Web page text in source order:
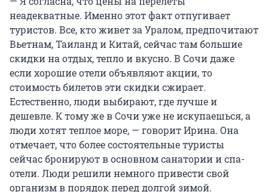
неадекватные. Именно этот факт отпугивает
туристов. Все, кто живет за Уралом, предпочитают
Вьетнам, Таиланд и Китай, сейчас там большие
скидки на отдых, тепло и вкусно. В Сочи даже
если хорошие отели объявляют акции, то
стоимость билетов эти скидки сжирает.
Естественно, люди выбирают, где лучше и
дешевле. К тому же в Сочи уже не искупаешься, а
люди хотят теплое море, — говорит Ирина. Она
отмечает, что более состоятельные туристы
сейчас бронируют в основном санатории и спа-
отели. Люди решили немного привести свой
организм в порядок перед долгой зимой.